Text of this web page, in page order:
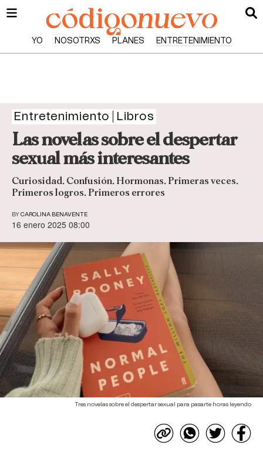
YO NOSOTRXS PLANES ENTRETENIMIENTO
Entretenimiento Libros
Las novelas sobre el despertar
sexual más interesantes
Curiosidad. Confusión. Hormonas. Primeras veces.
Primeros logros. Primeros errores
BY CAROLINA BENAVENTE
16 enero 2025 08:00
Tres novelas sobre el despertar sexual para pasarte horas leyendo